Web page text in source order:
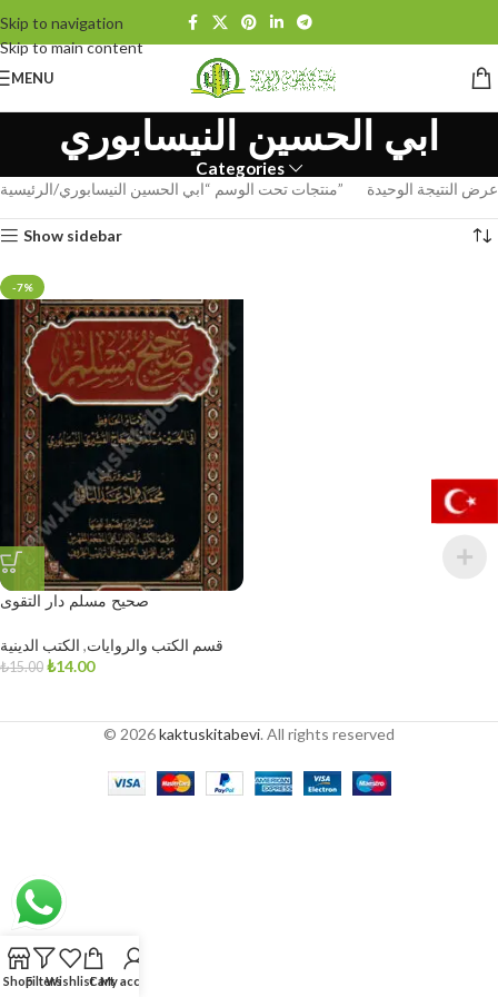
Skip to navigation
Skip to main content
MENU
ابي الحسين النيسابوري
Categories
الرئيسية منتجات تحت الوسم “ابي الحسين النيسابوري” عرض النتيجة الوحيدة
Show sidebar
-7%
صحيح مسلم دار التقوى
قسم الكتب والروايات, الكتب الدينية
₺15.00 ₺14.00
© 2026kaktuskitabevi. All rights reserved
ShopFiltersWishlistCartMy account